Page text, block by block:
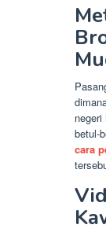
betul-
cara